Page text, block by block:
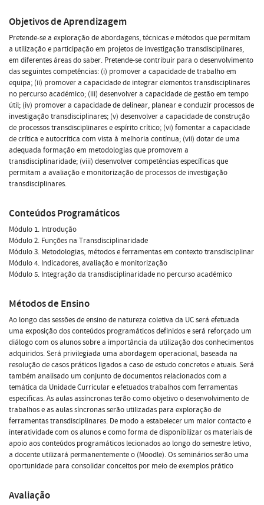
Objetivos de Aprendizagem
Pretende-se a exploração de abordagens, técnicas e métodos que permitam
a utilização e participação em projetos de investigação transdisciplinares,
em diferentes áreas do saber. Pretende-se contribuir para o desenvolvimento
das seguintes competências: (i) promover a capacidade de trabalho em
equipa; (ii) promover a capacidade de integrar elementos transdisciplinares
no percurso académico; (iii) desenvolver a capacidade de gestão em tempo
útil; (iv) promover a capacidade de delinear, planear e conduzir processos de
investigação transdisciplinares; (v) desenvolver a capacidade de construção
de processos transdisciplinares e espírito crítico; (vi) fomentar a capacidade
de crítica e autocrítica com vista à melhoria contínua; (vii) dotar de uma
adequada formação em metodologias que promovem a
transdisciplinaridade; (viii) desenvolver competências específicas que
permitam a avaliação e monitorização de processos de investigação
transdisciplinares.
Conteúdos Programáticos
Módulo 1. Introdução
Módulo 2. Funções na Transdisciplinaridade
Módulo 3. Metodologias, métodos e ferramentas em contexto transdisciplinar
Módulo 4. Indicadores, avaliação e monitorização
Módulo 5. Integração da transdisciplinaridade no percurso académico
Métodos de Ensino
Ao longo das sessões de ensino de natureza coletiva da UC será efetuada
uma exposição dos conteúdos programáticos definidos e será reforçado um
diálogo com os alunos sobre a importância da utilização dos conhecimentos
adquiridos. Será privilegiada uma abordagem operacional, baseada na
resolução de casos práticos ligados a caso de estudo concretos e atuais. Será
também analisado um conjunto de documentos relacionados com a
temática da Unidade Curricular e efetuados trabalhos com ferramentas
especificas. As aulas assíncronas terão como objetivo o desenvolvimento de
trabalhos e as aulas síncronas serão utilizadas para exploração de
ferramentas transdisciplinares. De modo a estabelecer um maior contacto e
interatividade com os alunos e como forma de disponibilizar os materiais de
apoio aos conteúdos programáticos lecionados ao longo do semestre letivo,
a docente utilizará permanentemente o (Moodle). Os seminários serão uma
oportunidade para consolidar conceitos por meio de exemplos prático
Avaliação